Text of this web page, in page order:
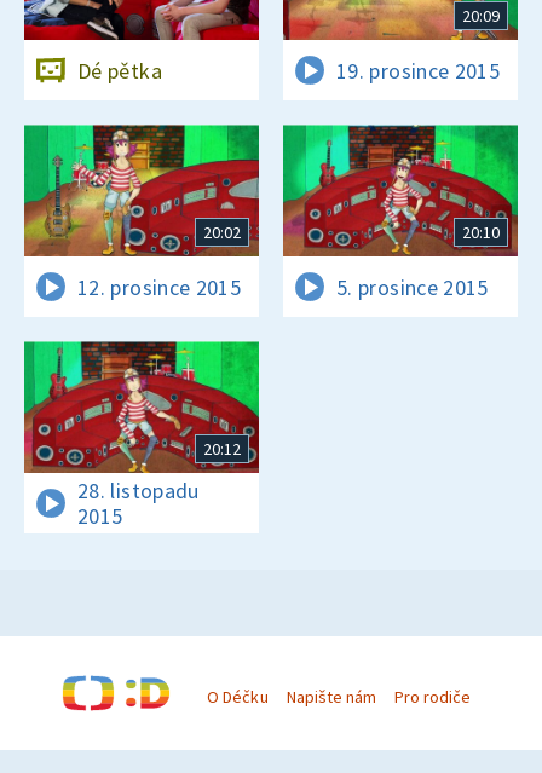
Dé pětka
20:09
19. prosince 2015
20:02
12. prosince 2015
20:10
5. prosince 2015
20:12
28. listopadu
2015
O Déčku Napište nám Pro rodiče